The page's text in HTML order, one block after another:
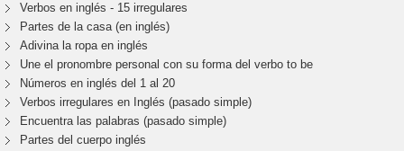
Verbos en inglés - 15 irregulares
Partes de la casa (en inglés)
Adivina la ropa en inglés
Une el pronombre personal con su forma del verbo to be
Números en inglés del 1 al 20
Verbos irregulares en Inglés (pasado simple)
Encuentra las palabras (pasado simple)
Partes del cuerpo inglés